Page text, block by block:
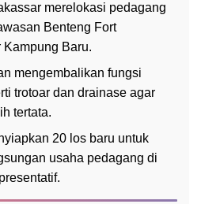
merelokasi pedagang
Benteng Fort
Kampung Baru.
mengembalikan fungsi
trotoar dan drainase agar
tertata.
20 los baru untuk
usaha pedagang di